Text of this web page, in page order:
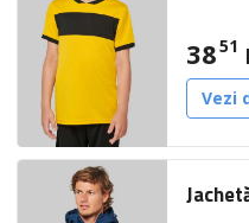
3851
Vezi